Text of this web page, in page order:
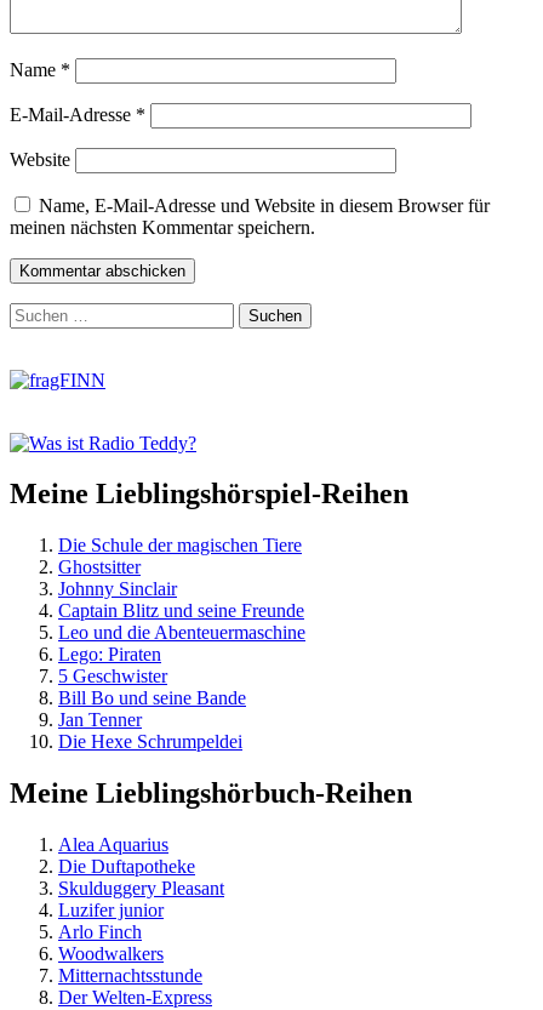
Name *
E-Mail-Adresse *
Website
Name, E-Mail-Adresse und Website in diesem Browser für
meinen nächsten Kommentar speichern.
Zum
Footer
Suchen
nach:
Meine Lieblingshörspiel-Reihen
Die Schule der magischen Tiere
Ghostsitter
Johnny Sinclair
Captain Blitz und seine Freunde
Leo und die Abenteuermaschine
Lego: Piraten
5 Geschwister
Bill Bo und seine Bande
Jan Tenner
Die Hexe Schrumpeldei
Meine Lieblingshörbuch-Reihen
Alea Aquarius
Die Duftapotheke
Skulduggery Pleasant
Luzifer junior
Arlo Finch
Woodwalkers
Mitternachtsstunde
Der Welten-Express